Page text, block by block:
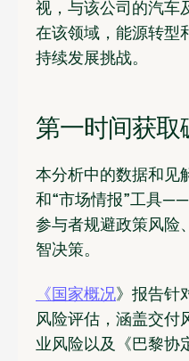
视，与该公司的汽
在该领域，能源转型
持续发展挑战。
第一时间获
本分析中的数据和见
和“市场情报”工具
参与者规避政策风险
智决策。
《国家概况》报告针
风险评估，涵盖交付
业风险以及《巴黎协